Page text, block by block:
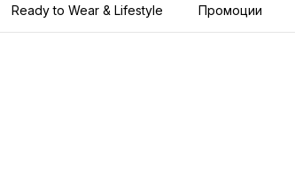
Ready to Wear & Lifestyle Промоции